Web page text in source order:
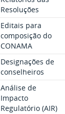
Resoluções
Editais para
composição do
CONAMA
Designações de
conselheiros
Análise de
Impacto
Regulatório (AIR)